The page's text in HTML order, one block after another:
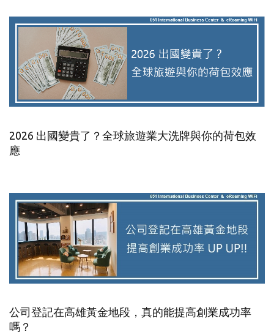
2026 出國變貴了？全球旅遊業大洗牌與你的荷包效
應
公司登記在高雄黃金地段，真的能提高創業成功率
嗎？